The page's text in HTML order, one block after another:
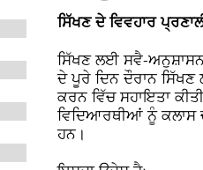
ਸਿੱਖਣ ਦੇ ਵਿਵਹਾਰ
ਸਿੱਖਣ ਲਈ ਸਵੈ-ਅਨੁਸ਼ਾਸਨ
ਦੇ ਪੂਰੇ ਦਿਨ ਦੌਰਾਨ
ਕਰਨ ਵਿੱਚ ਸਹਾਇਤਾ
ਵਿਦਿਆਰਥੀਆਂ ਨੂੰ ਕਲਾਸ
ਹਨ।